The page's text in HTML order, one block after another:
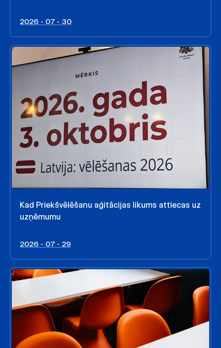
2026 - 07 - 30
Kad Priekšvēlēšanu aģitācijas likums attiecas uz
uzņēmumu
2026 - 07 - 29